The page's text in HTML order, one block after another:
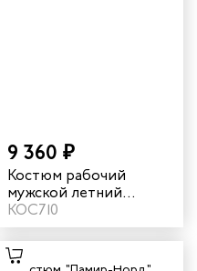
9 360 ₽
Костюм рабочий
мужской летний
"Кранц" цвет маренго/
черный/голубой
КОС710